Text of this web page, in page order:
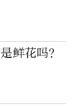
鲜花吗？